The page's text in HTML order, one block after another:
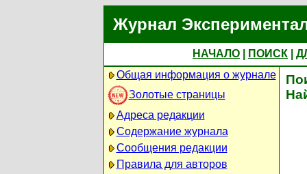
Журнал
НАЧАЛО ПОИСК
Общая информация о журнале
Золотые страницы
Адреса редакции
Содержание журнала
Сообщения редакции
Правила для авторов